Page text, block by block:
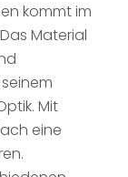
kommt im
Material
Mit
eine